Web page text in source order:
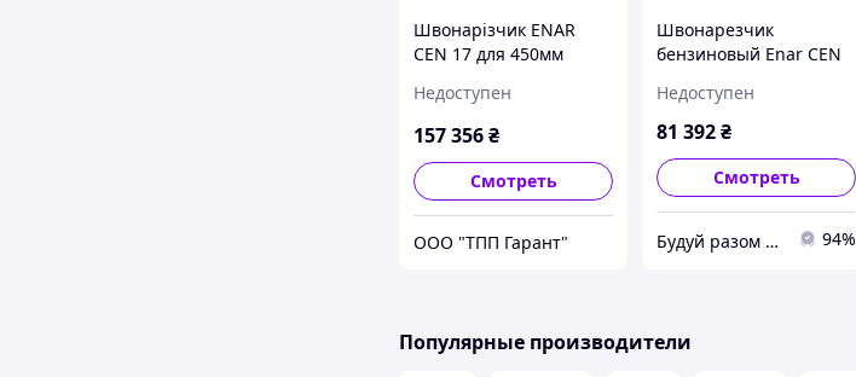
Швонарізчик ENAR
CEN 17 для 450мм
Honda GX390
Недоступен
157 356₴
Смотреть
ООО "ТПП Гарант"
Швонарезчик
бензиновый Enar CEN
Недоступен
81 392₴
Смотреть
Будуй разом з нами 94%
Популярные производители